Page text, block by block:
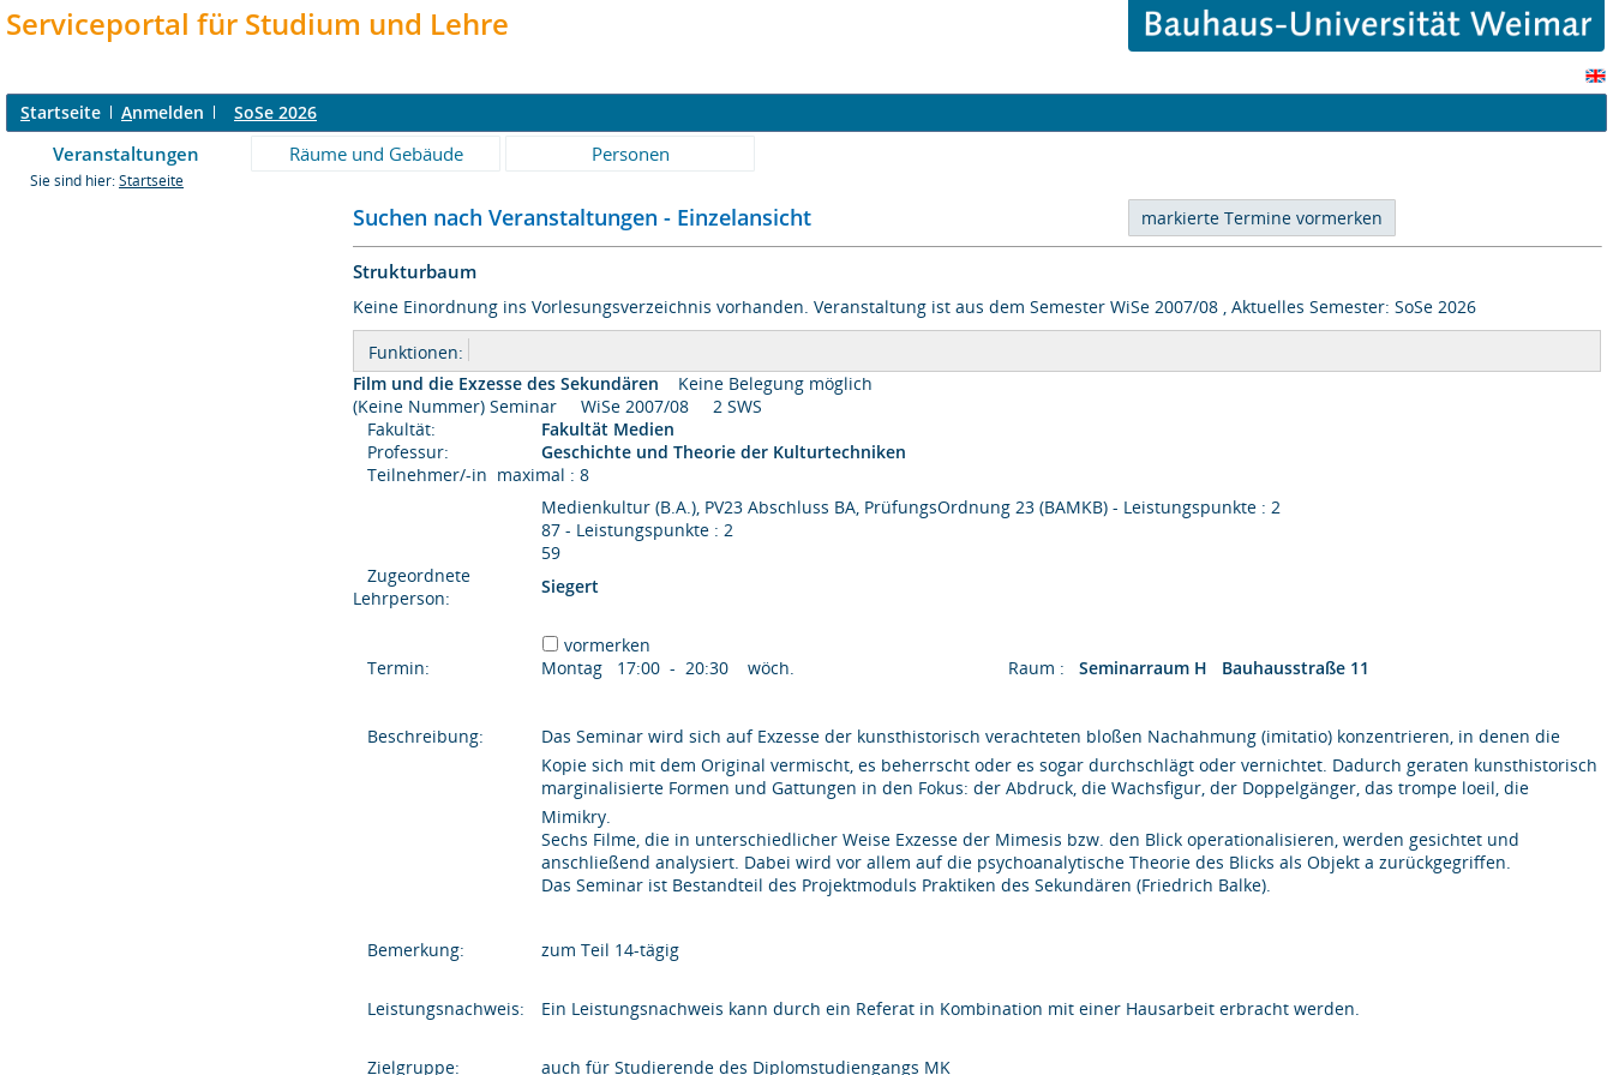
Serviceportal für Studium und Lehre
Startseite Anmelden SoSe 2026
Veranstaltungen Räume und Gebäude Personen
Sie sind hier: Startseite
Suchen nach Veranstaltungen - Einzelansicht
Strukturbaum
Keine Einordnung ins Vorlesungsverzeichnis vorhanden. Veranstaltung ist aus dem Semester WiSe 2007/08 , Aktuelles Semester: SoSe 2026
Funktionen:
Film und die Exzesse des Sekundären
Keine Belegung möglich
(Keine Nummer) Seminar WiSe 2007/08 2 SWS
Fakultät:
Fakultät Medien
Professur:
Geschichte und Theorie der Kulturtechniken
Teilnehmer/-in maximal : 8
Medienkultur (B.A.), PV23 Abschluss BA, PrüfungsOrdnung 23 (BAMKB) - Leistungspunkte : 2
87 - Leistungspunkte : 2
59
Zugeordnete
Lehrperson:
Siegert
vormerken
Termin:
Montag 17:00 - 20:30 wöch. Raum :Seminarraum H Bauhausstraße 11
Beschreibung:
Das Seminar wird sich auf Exzesse der kunsthistorisch verachteten bloßen Nachahmung (imitatio) konzentrieren, in denen die
Kopie sich mit dem Original vermischt, es beherrscht oder es sogar durchschlägt oder vernichtet. Dadurch geraten kunsthistorisch
marginalisierte Formen und Gattungen in den Fokus: der Abdruck, die Wachsfigur, der Doppelgänger, das trompe loeil, die
Mimikry.
Sechs Filme, die in unterschiedlicher Weise Exzesse der Mimesis bzw. den Blick operationalisieren, werden gesichtet und
anschließend analysiert. Dabei wird vor allem auf die psychoanalytische Theorie des Blicks als Objekt a zurückgegriffen.
Das Seminar ist Bestandteil des Projektmoduls Praktiken des Sekundären (Friedrich Balke).
Bemerkung: zum Teil 14-tägig
Leistungsnachweis: Ein Leistungsnachweis kann durch ein Referat in Kombination mit einer Hausarbeit erbracht werden.
Zielgruppe: auch für Studierende des Diplomstudiengangs MK